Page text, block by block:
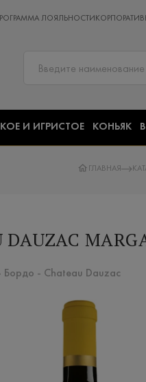
ЛОЯЛЬНОСТИ
И ИГРИСТОЕ КОНЬЯК
ГЛАВНАЯ
- Chateau Dauzac